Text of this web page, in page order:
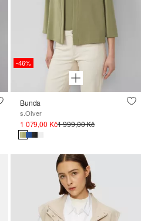
-46%
Bunda
s.Oliver
1 079,00 Kč1 999,00 Kč